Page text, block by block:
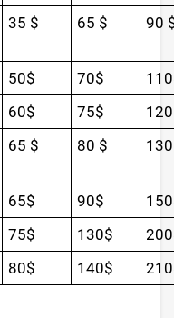
35 $ 65 $ 90
50$ 70$
60$ 75$
65 $ 80 $
65$ 90$
75$ 130$
80$ 140$